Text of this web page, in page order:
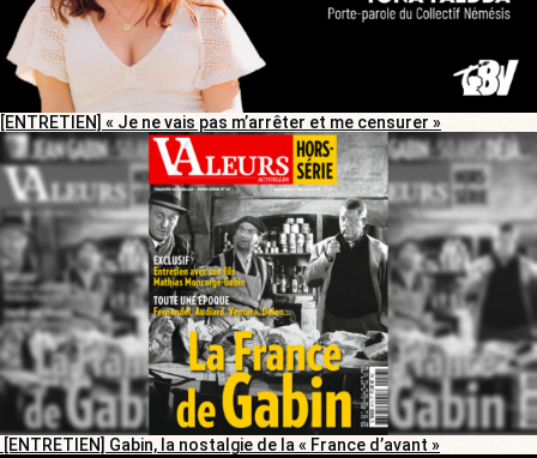
[ENTRETIEN] « Je ne vais pas m’arrêter et me censurer »
[ENTRETIEN] Gabin, la nostalgie de la « France d’avant »